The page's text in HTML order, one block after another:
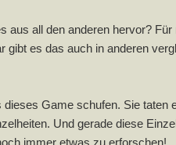
aus all den anderen hervor?
es das auch in anderen
Game schufen. Sie taten
Und gerade diese